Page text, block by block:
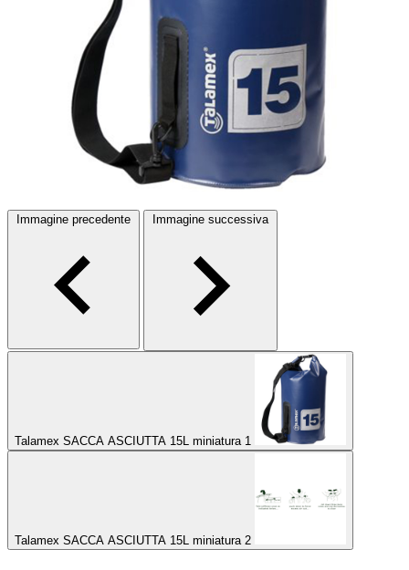
Immagine precedente Immagine successiva
Talamex SACCA ASCIUTTA 15L miniatura 1
Talamex SACCA ASCIUTTA 15L miniatura 2